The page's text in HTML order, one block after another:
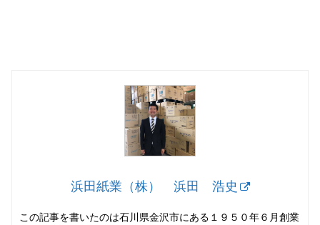
浜田紙業（株） 浜田 浩史
この記事を書いたのは石川県金沢市にある１９５０年６月創業